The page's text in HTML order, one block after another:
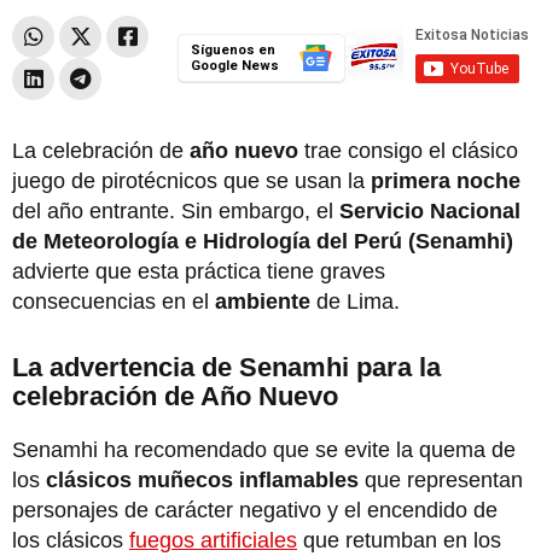
Síguenos en
Google News
La celebración de año nuevo trae consigo el clásico
juego de pirotécnicos que se usan la primera noche
del año entrante. Sin embargo, el Servicio Nacional
de Meteorología e Hidrología del Perú (Senamhi)
advierte que esta práctica tiene graves
consecuencias en el ambiente de Lima.
La advertencia de Senamhi para la
celebración de Año Nuevo
Senamhi ha recomendado que se evite la quema de
los clásicos muñecos inflamables que representan
personajes de carácter negativo y el encendido de
los clásicos fuegos artificiales que retumban en los